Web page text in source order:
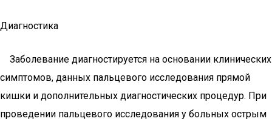
Диагностика
Заболевание диагностируется на основании клинических
симптомов, данных пальцевого исследования прямой
кишки и дополнительных диагностических процедур. При
проведении пальцевого исследования у больных острым